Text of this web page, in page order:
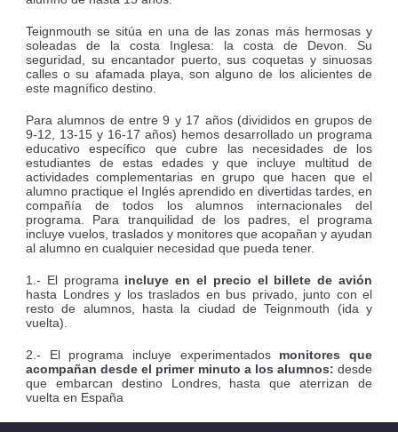
Teignmouth se sitúa en una de las zonas más hermosas y
soleadas de la costa Inglesa: la costa de Devon. Su
seguridad, su encantador puerto, sus coquetas y sinuosas
calles o su afamada playa, son alguno de los alicientes de
este magnífico destino.
Para alumnos de entre 9 y 17 años (divididos en grupos de
9-12, 13-15 y 16-17 años) hemos desarrollado un programa
educativo específico que cubre las necesidades de los
estudiantes de estas edades y que incluye multitud de
actividades complementarias en grupo que hacen que el
alumno practique el Inglés aprendido en divertidas tardes, en
compañía de todos los alumnos internacionales del
programa. Para tranquilidad de los padres, el programa
incluye vuelos, traslados y monitores que acopañan y ayudan
al alumno en cualquier necesidad que pueda tener.
1.- El programaincluye en el precio el billete de avión
hasta Londres y los traslados en bus privado, junto con el
resto de alumnos, hasta la ciudad de Teignmouth (ida y
vuelta).
2.- El programa incluye experimentadosmonitores que
acompañan desde el primer minuto a los alumnos: desde
que embarcan destino Londres, hasta que aterrizan de
vuelta en España